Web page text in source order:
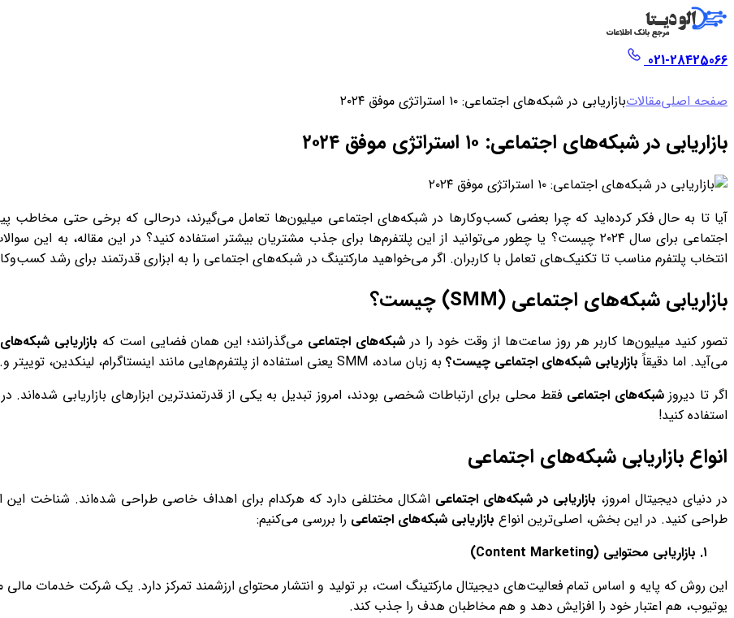
021-28425066
صفحه اصلیمقالاتبازاریابی در شبکه‌های اجتماعی: ۱۰ استراتژی موفق ۲۰۲۴
بازاریابی در شبکه‌های اجتماعی: ۱۰ استراتژی موفق ۲۰۲۴
آیا تا به حال فکر کرده‌اید که چرا بعضی کسب‌وکارها در شبکه‌های اجتماعی میلیون‌ها تعامل می‌گیرند، درحالی که برخی حتی مخاطب
انتخاب پلتفرم مناسب تا تکنیک‌های تعامل با کاربران. اگر می‌خواهید مارکتینگ در شبکه‌های اجتماعی را به ابزاری قدرتمند برای رشد
بازاریابی شبکه‌های اجتماعی (SMM) چیست؟
تصور کنید میلیون‌ها کاربر هر روز ساعت‌ها از وقت خود را در شبکه‌های اجتماعی می‌گذرانند؛ این همان فضایی است که بازاریابی
می‌آید. اما دقیقاً بازاریابی شبکه‌های اجتماعی چیست؟ به زبان ساده، SMM یعنی استفاده از پلتفرم‌هایی مانند اینستاگرام، لینکدین، توییتر و... برای معرفی محصولات، تعامل با مشتریان و افزایش فروش.
اگر تا دیروزشبکه‌های اجتماعی فقط محلی برای ارتباطات شخصی بودند، امروز تبدیل به یکی از قدرتمندترین ابزارهای بازاریابی
استفاده کنید!
انواع بازاریابی شبکه‌های اجتماعی
در دنیای دیجیتال امروز، بازاریابی در شبکه‌های اجتماعی اشکال مختلفی دارد که هرکدام برای اهداف خاصی طراحی شده‌اند. شناخت این
طراحی کنید. در این بخش، اصلی‌ترین انواع بازاریابی شبکه‌های اجتماعی را بررسی می‌کنیم:
(Content Marketing)
این روش که پایه و اساس تمام فعالیت‌های دیجیتال مارکتینگ است، بر تولید و انتشار محتوای ارزشمند تمرکز دارد. یک شرکت خدمات
یوتیوب، هم اعتبار خود را افزایش دهد و هم مخاطبان هدف را جذب کند.